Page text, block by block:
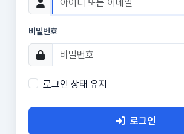
비밀번호
로그인 상태 유지
로그인